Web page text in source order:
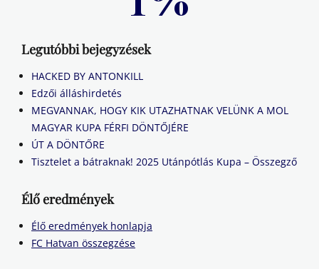
Legutóbbi bejegyzések
HACKED BY ANTONKILL
Edzői álláshirdetés
MEGVANNAK, HOGY KIK UTAZHATNAK VELÜNK A MOL
MAGYAR KUPA FÉRFI DÖNTŐJÉRE
ÚT A DÖNTŐRE
Tisztelet a bátraknak! 2025 Utánpótlás Kupa – Összegző
Élő eredmények
Élő eredmények honlapja
FC Hatvan összegzése